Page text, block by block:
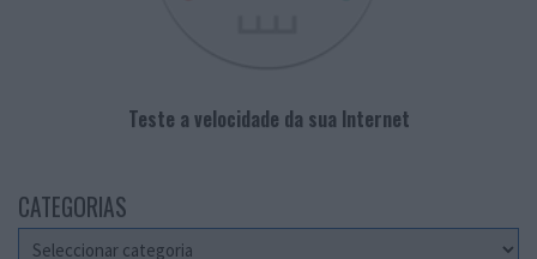
Teste a velocidade da sua Internet
CATEGORIAS
Categorias